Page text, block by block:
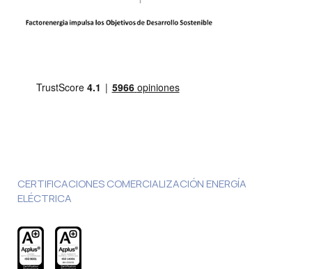
CERTIFICACIONES COMERCIALIZACIÓN ENERGÍA
ELÉCTRICA